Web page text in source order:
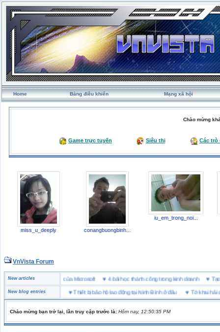
Home Bảng điều khiển Mạng xã hội
Chào mừng
Game trực tuyến Siêu thị Các trò
miss_u_deeply conangbuongbinh...
iu_em_trong_noi...
VnVista Forum
New articles
♥Một số câu hỏi phỏng vấn “đặc biệt” của Microsoft♥4 bài học thành công trong
New blog entries
bán chạy♥Thiết bị bảo hộ lao động tại Ninh Bình ở đâu♥Tờ khai hải quan là gì?
Chào mừng bạn trở lại, lần truy cập trước là: Hôm nay, 12:50:35 PM